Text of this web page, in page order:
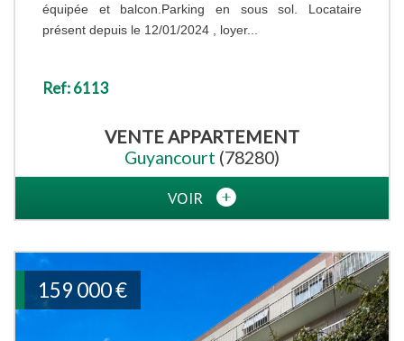
équipée et balcon.Parking en sous sol. Locataire
présent depuis le 12/01/2024 , loyer...
Ref: 6113
VENTEAPPARTEMENT
Guyancourt (78280)
VOIR
159 000€